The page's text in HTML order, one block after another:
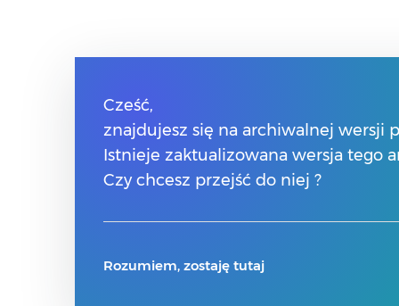
Cześć,
znajdujesz się na archiwalnej wersji
Istnieje zaktualizowana wersja tego
Czy chcesz przejść do niej ?
Rozumiem, zostaję tutaj